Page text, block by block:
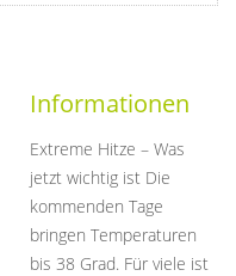
Informationen
Extreme Hitze – Was
jetzt wichtig ist Die
kommenden Tage
bringen Temperaturen
bis 38 Grad. Für viele ist